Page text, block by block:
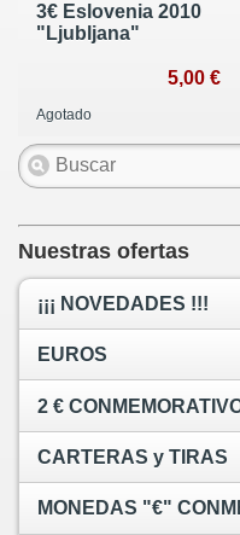
3€ Eslovenia 2010
"Ljubljana"
5,00 €
Agotado
Nuestras ofertas
¡¡¡ NOVEDADES !!!
EUROS
2 €
CARTERAS y TIRAS
MONEDAS "€"